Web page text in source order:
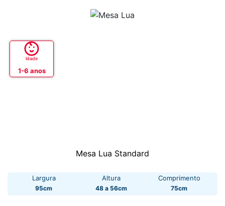
Idade
1-6 anos
Mesa Lua Standard
Largura
95cm
Altura
48 a 56cm
Comprimento
75cm